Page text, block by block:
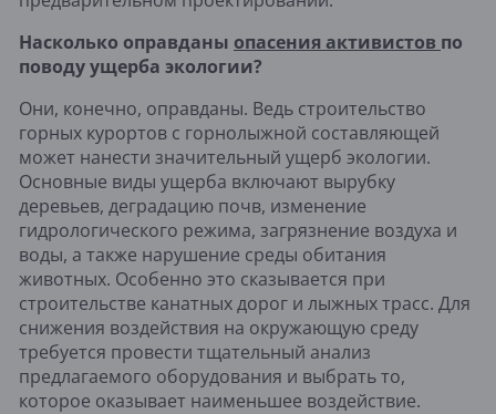
Насколько оправданы опасения активистов по
поводу ущерба экологии?
Они, конечно, оправданы. Ведь строительство
горных курортов с горнолыжной составляющей
может нанести значительный ущерб экологии.
Основные виды ущерба включают вырубку
деревьев, деградацию почв, изменение
гидрологического режима, загрязнение воздуха и
воды, а также нарушение среды обитания
животных. Особенно это сказывается при
строительстве канатных дорог и лыжных трасс. Для
снижения воздействия на окружающую среду
требуется провести тщательный анализ
предлагаемого оборудования и выбрать то,
которое оказывает наименьшее воздействие.